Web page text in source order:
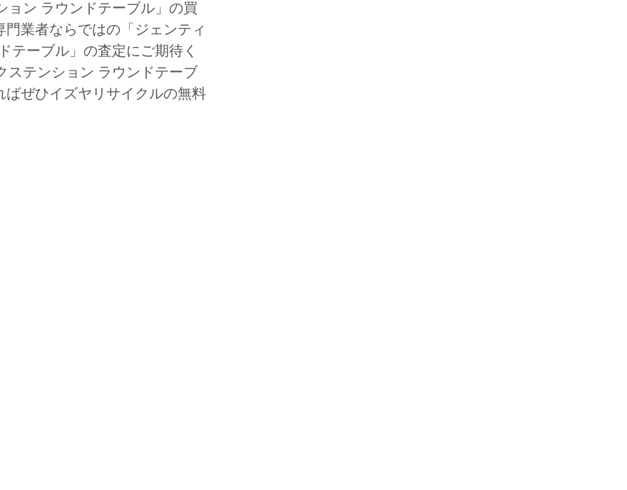
ョン ラウンドテーブル」の買
業者ならではの「ジェンティ
テーブル」の査定にご期待く
ステンション ラウンドテーブ
ぜひイズヤリサイクルの無料